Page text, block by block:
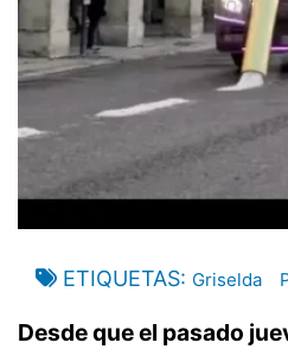
ETIQUETAS Griselda
Desde que el pasado